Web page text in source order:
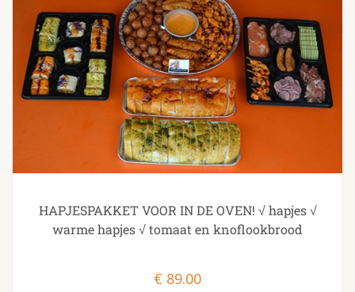
HAPJESPAKKET VOOR IN DE OVEN! √ hapjes √
warme hapjes √ tomaat en knoflookbrood
€ 89.00